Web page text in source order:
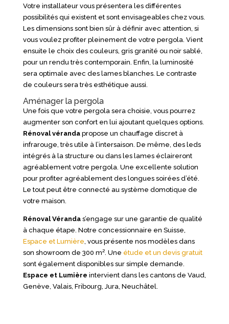
Votre installateur vous présentera les différentes
possibilités qui existent et sont envisageables chez vous.
Les dimensions sont bien sûr à définir avec attention, si
vous voulez profiter pleinement de votre pergola. Vient
ensuite le choix des couleurs, gris granité ou noir sablé,
pour un rendu très contemporain. Enfin, la luminosité
sera optimale avec des lames blanches. Le contraste
de couleurs sera très esthétique aussi.
Aménager la pergola
Une fois que votre pergola sera choisie, vous pourrez
augmenter son confort en lui ajoutant quelques options.
Rénoval vérandapropose un chauffage discret à
infrarouge, très utile à l’intersaison. De même, des leds
intégrés à la structure ou dans les lames éclaireront
agréablement votre pergola. Une excellente solution
pour profiter agréablement des longues soirées d’été.
Le tout peut être connecté au système domotique de
votre maison.
Rénoval Vérandas’engage sur une garantie de qualité
à chaque étape. Notre concessionnaire en Suisse,
Espace et Lumière , vous présente nos modèles dans
son showroom de 300 m². Une étude et un devis gratuit
sont également disponibles sur simple demande.
Espace et Lumière intervient dans les cantons de Vaud,
Genève, Valais, Fribourg, Jura, Neuchâtel.